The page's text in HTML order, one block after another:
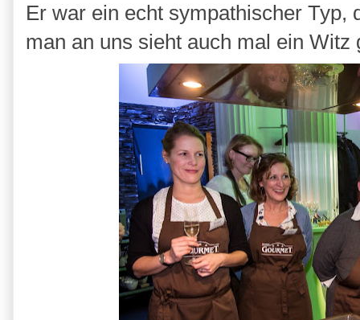
Er war ein echt sympathischer
man an uns sieht auch mal ein Witz